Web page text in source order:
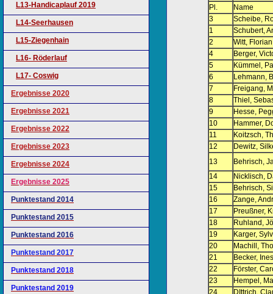
L13-Handicaplauf 2019
L14-Seerhausen
L15-Ziegenhain
L16- Röderlauf
L17- Coswig
Ergebnisse 2020
Ergebnisse 2021
Ergebnisse 2022
Ergebnisse 2023
Ergebnisse 2024
Ergebnisse 2025
Punktestand 2014
Punktestand 2015
Punktestand 2016
Punktestand 2017
Punktestand 2018
Punktestand 2019
Pl.
Name
3
Scheibe,
1
Schubert,
2
Witt, Florian
4
Berger,
5
Kümmel,
6
Lehmann,
7
Freigang,
8
Thiel,
9
Hesse,
10
Hammer,
11
Koitzsch,
12
Dewitz,
13
Behrisch,
14
Nicklisch,
15
Behrisch,
16
Zange,
17
Preußner,
18
Ruhland,
19
Karger,
20
Machill,
21
Becker, Ines
22
Förster,
23
Hempel,
24
DIttrich,